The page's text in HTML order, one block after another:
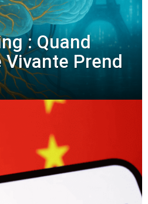
: Quand
Vivante Prend